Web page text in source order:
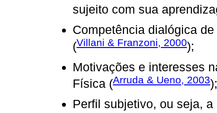
sujeito com sua
Competência dialógica
(Villani & Franzoni, 2000);
Motivações e interesses
Física (Arruda & Ueno, 2003);
Perfil subjetivo, ou seja,